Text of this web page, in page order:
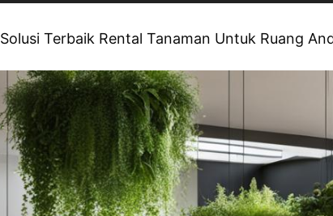
Solusi Terbaik Rental Tanaman Untuk Ruang